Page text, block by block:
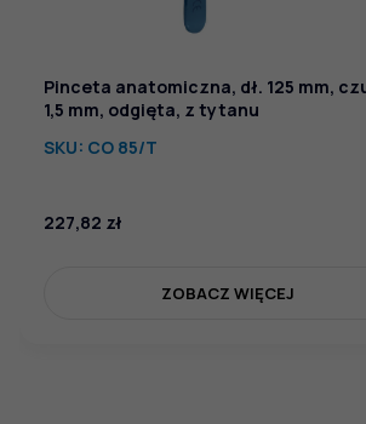
Pinceta anatomiczna, dł. 125 mm,
1,5 mm, odgięta, z tytanu
SKU: CO 85/T
227,82 zł
ZOBACZ WIĘCEJ